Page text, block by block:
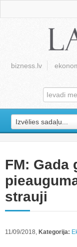
bizness.lv
Izvēlies sadaļu...
FM: Gada
strauji
11/09/2018, Kategorija: